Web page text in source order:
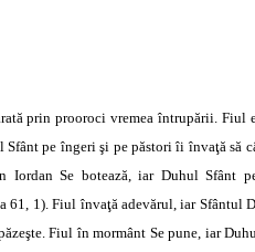
prin prooroci vremea întrupării. Fiul
Sfânt pe îngeri şi pe păstori îi învaţă să
Se botează, iar Duhul Sfânt
61, 1). Fiul învaţă adevărul, iar Sfântul
Fiul în mormânt Se pune, iar